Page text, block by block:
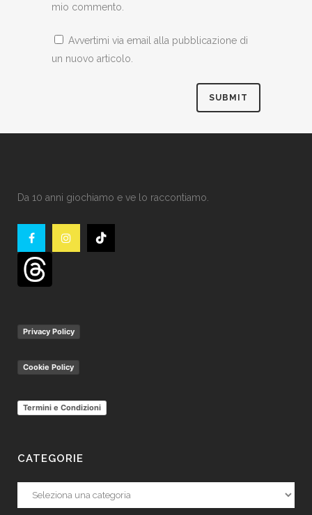
mio commento.
Avvertimi via email alla pubblicazione di
un nuovo articolo.
Da 10 anni giochiamo e ve lo raccontiamo.
Privacy Policy
Cookie Policy
Termini e Condizioni
CATEGORIE
Categorie